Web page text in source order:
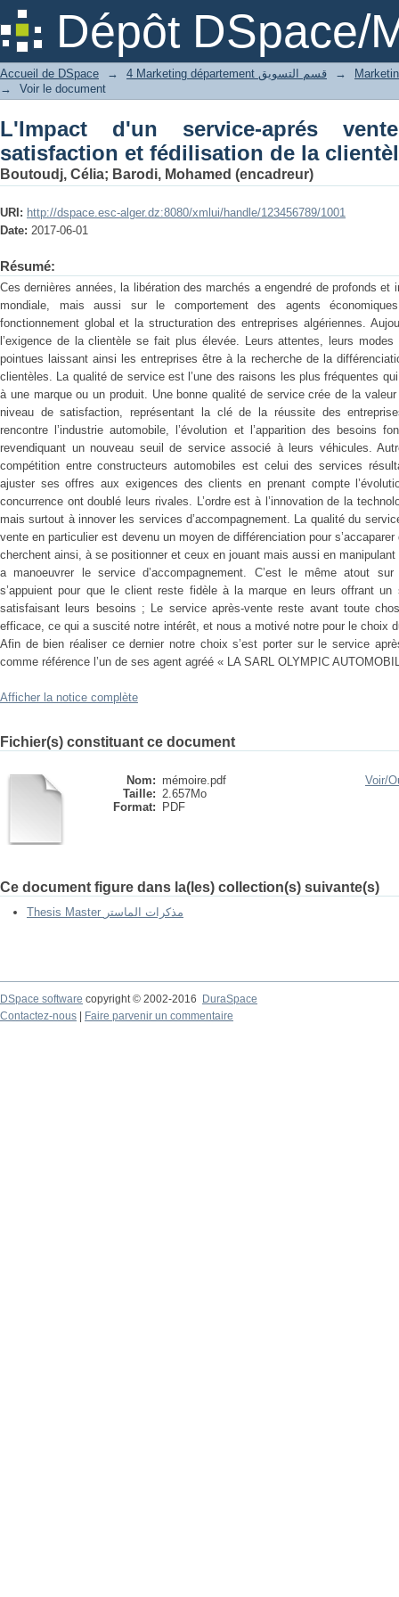
Dépôt DSpace/
L'Impact d'un service-aprés vente
clientèle
Accueil de DSpace → 4 Marketing département قسم التسويق
→
→
Voir le document
L'Impact d'un service-aprés
satisfaction et fédilisation de la
Boutoudj, Célia; Barodi, Mohamed (encadreur)
URI: http://dspace.esc-alger.dz:8080/xmlui/handle/123456789/1001
Date: 2017-06-01
Résumé:
Ces dernières années, la libération des marchés a engendré de profonds et
mondiale, mais aussi sur le comportement des agents
fonctionnement global et la structuration des entreprises algériennes.
l’exigence de la clientèle se fait plus élevée. Leurs attentes, leurs
pointues laissant ainsi les entreprises être à la recherche de la
clientèles. La qualité de service est l’une des raisons les plus fréquentes
à une marque ou un produit. Une bonne qualité de service crée de la
niveau de satisfaction, représentant la clé de la réussite des
rencontre l’industrie automobile, l’évolution et l’apparition des besoins
revendiquant un nouveau seuil de service associé à leurs véhicules.
compétition entre constructeurs automobiles est celui des services
ajuster ses offres aux exigences des clients en prenant compte
concurrence ont doublé leurs rivales. L’ordre est à l’innovation de la
mais surtout à innover les services d’accompagnement. La qualité du
vente en particulier est devenu un moyen de différenciation pour
cherchent ainsi, à se positionner et ceux en jouant mais aussi en
a manoeuvrer le service d’accompagnement. C’est le même atout
s’appuient pour que le client reste fidèle à la marque en leurs offrant
satisfaisant leurs besoins ; Le service après-vente reste avant toute
efficace, ce qui a suscité notre intérêt, et nous a motivé notre pour le choix
Afin de bien réaliser ce dernier notre choix s’est porter sur le service
comme référence l’un de ses agent agréé « LA SARL OLYMPIC
Afficher la notice complète
Fichier(s) constituant ce document
Nom: mémoire.pdf
Taille: 2.657Mo
Format:
PDF
Voir/
Ce document figure dans la(les) collection(s) suivante(s)
Thesis Master مذكرات الماستر
DSpace software copyright © 2002-2016
DuraSpace
Contactez-nous
Faire parvenir un commentaire